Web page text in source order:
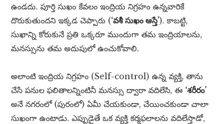
ఉండదు. పూర్తి సుఖం కేవలం ఇంద్రియ నిగ్రహం ఉన్నవారికే
దొరుకుతుందని ఇక్కడ చెప్పారు (‘వశీ సుఖం ఆస్తే’). కాబట్టి,
సుఖాన్ని కోరుకునే ప్రతి ఒక్కరూ ముందుగా తమ ఇంద్రియాలను,
మనస్సును తమ అదుపులో ఉంచుకోవాలి.
అలాంటి ఇంద్రియ నిగ్రహం (Self-control) ఉన్న వ్యక్తి, తాను
చేసే పనుల ఫలితాలన్నింటినీ మనస్సు ద్వారా వదిలేసి, ఈ ‘శరీరం’
అనే నగరంలో (పురంలో) ఏమీ చేయకుండా, చేయించకుండా చాలా
సుఖంగా ఉంటాడు. ఎప్పుడైతే ఒక వ్యక్తి కర్మఫలాలను వదిలేస్తాడో,